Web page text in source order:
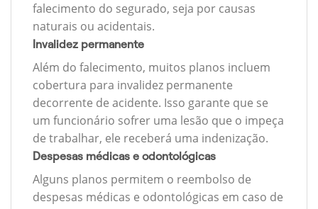
falecimento do segurado, seja por causas
naturais ou acidentais.
Invalidez permanente
Além do falecimento, muitos planos incluem
cobertura para invalidez permanente
decorrente de acidente. Isso garante que se
um funcionário sofrer uma lesão que o impeça
de trabalhar, ele receberá uma indenização.
Despesas médicas e odontológicas
Alguns planos permitem o reembolso de
despesas médicas e odontológicas em caso de